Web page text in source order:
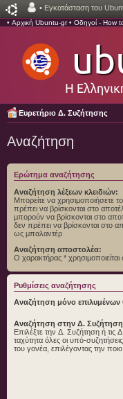
• Εγκατάσταση του
• Αρχική Ubuntu-gr• Οδηγοί - How
Ευρετήριο Δ. Συζήτησης
Αναζήτηση
Ερώτημα αναζήτησης
Αναζήτηση λέξεων κλειδιών:
Μπορείτε να χρησιμοποιήσετε το
πρέπει να βρίσκονται στο
μπορούν να βρίσκονται στο
δεν πρέπει να βρίσκονται στο
ως μπαλαντέρ
Αναζήτηση αποστολέα:
Ο χαρακτήρας *
Ρυθμίσεις αναζήτησης
Αναζήτηση μόνο επιλυμένων
Αναζήτηση στην Δ.
Επιλέξτε την Δ. Συζήτηση ή τις
ταχύτητα όλες οι υπό-
του γονέα, επιλέγοντας την